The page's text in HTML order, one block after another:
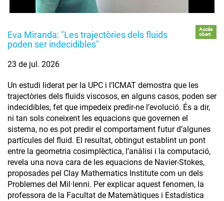
Eva Miranda: "Les trajectòries dels fluids
poden ser indecidibles"
Accés
obert
23 de jul. 2026
Un estudi liderat per la UPC i l’ICMAT demostra que les
trajectòries dels fluids viscosos, en alguns casos, poden ser
indecidibles, fet que impedeix predir-ne l’evolució. És a dir,
ni tan sols coneixent les equacions que governen el
sistema, no es pot predir el comportament futur d’algunes
partícules del fluid. El resultat, obtingut establint un pont
entre la geometria cosimplèctica, l’anàlisi i la computació,
revela una nova cara de les equacions de Navier-Stokes,
proposades pel Clay Mathematics Institute com un dels
Problemes del Mil·lenni. Per explicar aquest fenomen, la
professora de la Facultat de Matemàtiques i Estadística